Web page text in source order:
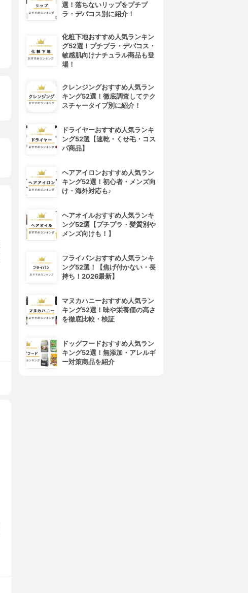
選！落ちないリップをプチプ
ラ・デパコス別に紹介！
化粧下地おすすめ人気ランキン
グ52選！プチプラ・デパコス・
敏感肌向けナチュラル商品も登
場！
クレンジングおすすめ人気ラン
キング52選！徹底調査してテク
スチャータイプ別に紹介！
ドライヤーおすすめ人気ランキ
ング52選【速乾・くせ毛・コス
パ商品】
ヘアアイロンおすすめ人気ラン
キング52選！初心者・メンズ向
け・海外対応も♪
ヘアオイルおすすめ人気ランキ
ング52選【プチプラ・髪質別や
メンズ向けも！】
フライパンおすすめ人気ランキ
ング52選！【焦げ付かない・長
持ち！2026最新】
マヌカハニーおすすめ人気ラン
キング52選！味や栄養価の高さ
を徹底比較・検証
ドッグフードおすすめ人気ラン
キング52選！無添加・アレルギ
ー対策商品を紹介